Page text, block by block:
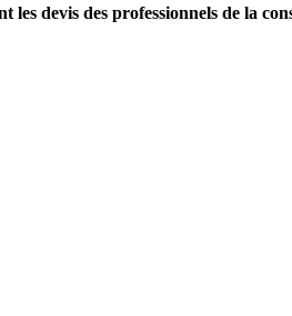
les devis des professionnels de la